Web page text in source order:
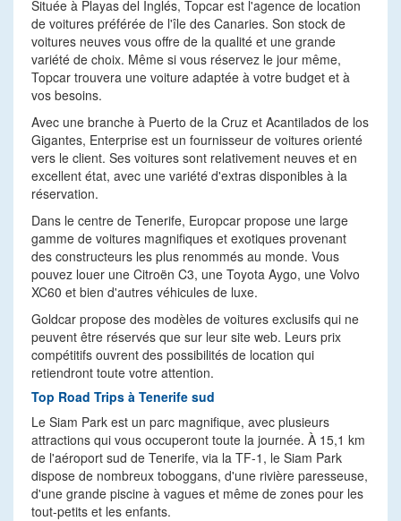
Située à Playas del Inglés, Topcar est l'agence de location
de voitures préférée de l'île des Canaries. Son stock de
voitures neuves vous offre de la qualité et une grande
variété de choix. Même si vous réservez le jour même,
Topcar trouvera une voiture adaptée à votre budget et à
vos besoins.
Avec une branche à Puerto de la Cruz et Acantilados de los
Gigantes, Enterprise est un fournisseur de voitures orienté
vers le client. Ses voitures sont relativement neuves et en
excellent état, avec une variété d'extras disponibles à la
réservation.
Dans le centre de Tenerife, Europcar propose une large
gamme de voitures magnifiques et exotiques provenant
des constructeurs les plus renommés au monde. Vous
pouvez louer une Citroën C3, une Toyota Aygo, une Volvo
XC60 et bien d'autres véhicules de luxe.
Goldcar propose des modèles de voitures exclusifs qui ne
peuvent être réservés que sur leur site web. Leurs prix
compétitifs ouvrent des possibilités de location qui
retiendront toute votre attention.
Top Road Trips à Tenerife sud
Le Siam Park est un parc magnifique, avec plusieurs
attractions qui vous occuperont toute la journée. À 15,1 km
de l'aéroport sud de Tenerife, via la TF-1, le Siam Park
dispose de nombreux toboggans, d'une rivière paresseuse,
d'une grande piscine à vagues et même de zones pour les
tout-petits et les enfants.